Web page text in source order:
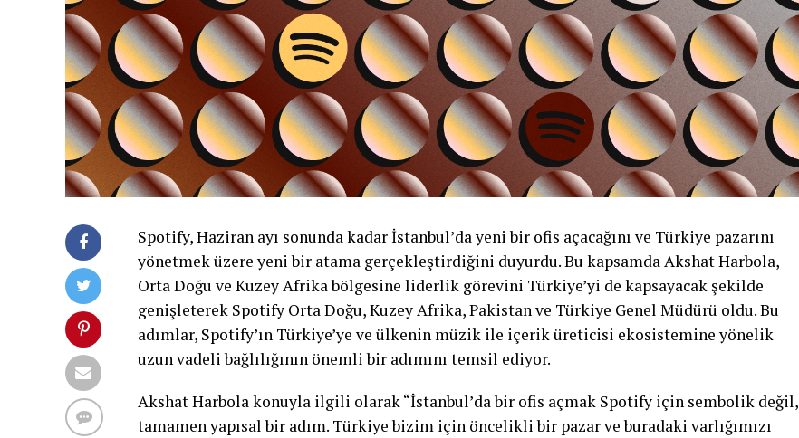
Spotify, Haziran ayı sonunda kadar İstanbul’da yeni bir ofis açacağını ve Türkiye pazarını
yönetmek üzere yeni bir atama gerçekleştirdiğini duyurdu. Bu kapsamda Akshat Harbola,
Orta Doğu ve Kuzey Afrika bölgesine liderlik görevini Türkiye’yi de kapsayacak şekilde
genişleterek Spotify Orta Doğu, Kuzey Afrika, Pakistan ve Türkiye Genel Müdürü oldu. Bu
adımlar, Spotify’ın Türkiye’ye ve ülkenin müzik ile içerik üreticisi ekosistemine yönelik
uzun vadeli bağlılığının önemli bir adımını temsil ediyor.
Akshat Harbola konuyla ilgili olarak “İstanbul’da bir ofis açmak Spotify için sembolik değil,
tamamen yapısal bir adım. Türkiye bizim için öncelikli bir pazar ve buradaki varlığımızı